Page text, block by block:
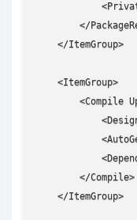
</
    </ItemGroup>
    <ItemGroup>
<Compile
        </Compile>
    </ItemGroup>